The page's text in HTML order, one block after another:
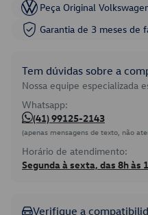
Peça Original
Garantia de 3 meses de
Tem dúvidas sobre a
Nossa equipe especializada
Whatsapp:
(41) 99125-2143
(apenas mensagens de texto, não
Horário de atendimento:
Segunda à sexta, das 8h às
Verifique a